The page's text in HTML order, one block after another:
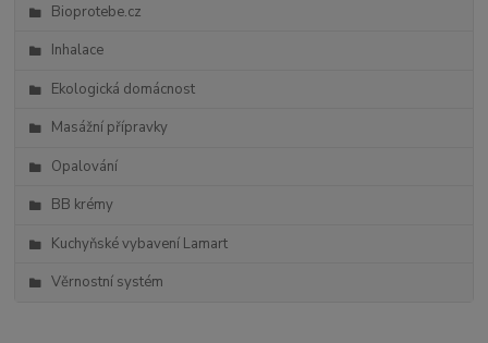
Bioprotebe.cz
Inhalace
Ekologická domácnost
Masážní přípravky
Opalování
BB krémy
Kuchyňské vybavení Lamart
Věrnostní systém